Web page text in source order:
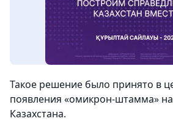
Такое решение было принято в
появления «омикрон-штамма»
Казахстана.